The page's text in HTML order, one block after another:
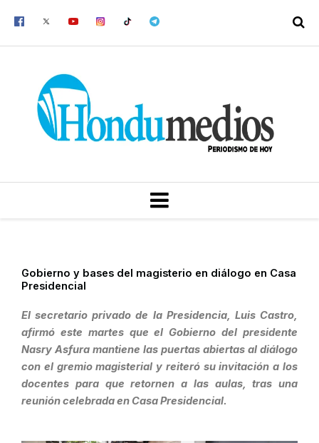
MENU
Gobierno y bases del magisterio en diálogo en Casa
Presidencial
El secretario privado de la Presidencia, Luis Castro,
afirmó este martes que el Gobierno del presidente
Nasry Asfura mantiene las puertas abiertas al diálogo
con el gremio magisterial y reiteró su invitación a los
docentes para que retornen a las aulas, tras una
reunión celebrada en Casa Presidencial.